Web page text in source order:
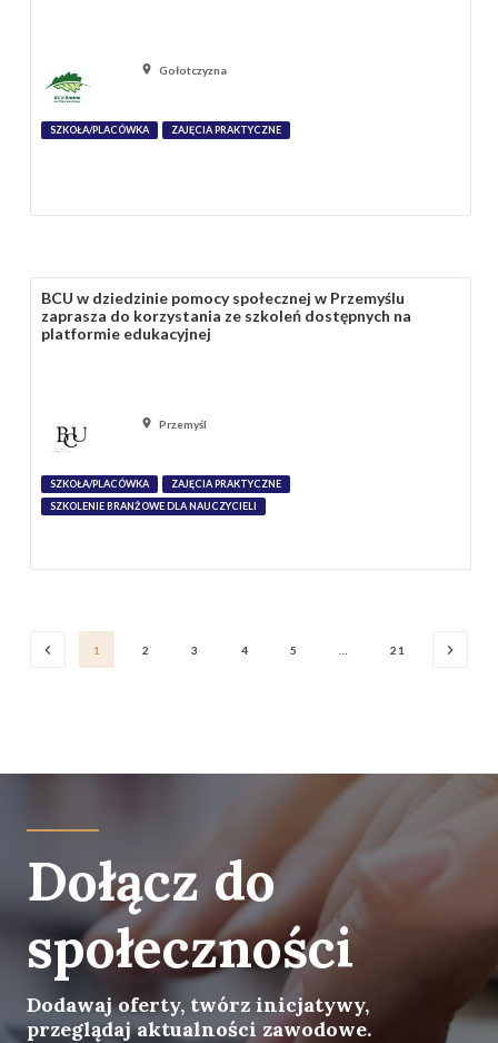
Gołotczyzna
SZKOŁA/PLACÓWKA ZAJĘCIA PRAKTYCZNE
BCU w dziedzinie pomocy społecznej w Przemyślu
zaprasza do korzystania ze szkoleń dostępnych na
platformie edukacyjnej
Przemyśl
SZKOŁA/PLACÓWKA
ZAJĘCIA PRAKTYCZNE
SZKOLENIE BRANŻOWE DLA NAUCZYCIELI
1 2 3 4 5 21
Dołącz do
społeczności
Dodawaj oferty, twórz inicjatywy,
przeglądaj aktualności zawodowe.